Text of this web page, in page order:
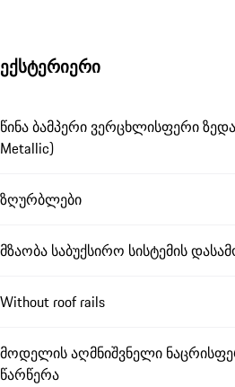
ექსტერიერი
წინა ბამპერი ვერცხლისფერი
Metallic)
ზღურბლები
მზაობა საბუქსირო სისტემის
Without roof rails
მოდელის აღმნიშვნელი
წარწერა